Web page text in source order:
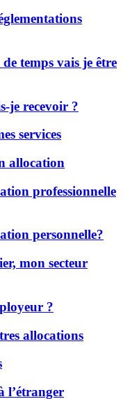
temps vais je être
je recevoir ?
services
allocation
professionnelle
personnelle?
mon secteur
?
allocations
l’étranger